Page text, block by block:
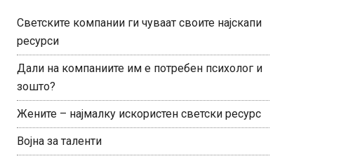
Светските компании ги чуваат своите најскапи
ресурси
Дали на компаниите им е потребен психолог и
зошто?
Жените – најмалку искористен светски ресурс
Војна за таленти